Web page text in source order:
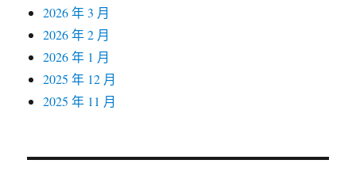
2026 年 3 月
2026 年 2 月
2026 年 1 月
2025 年 12 月
2025 年 11 月